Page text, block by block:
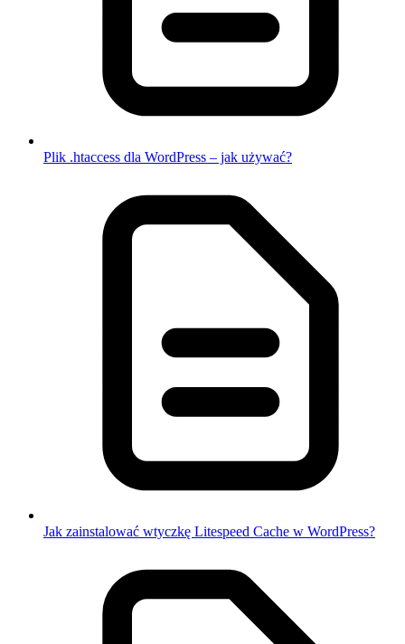
Plik .htaccess dla WordPress – jak używać?
Jak zainstalować wtyczkę Litespeed Cache w WordPress?